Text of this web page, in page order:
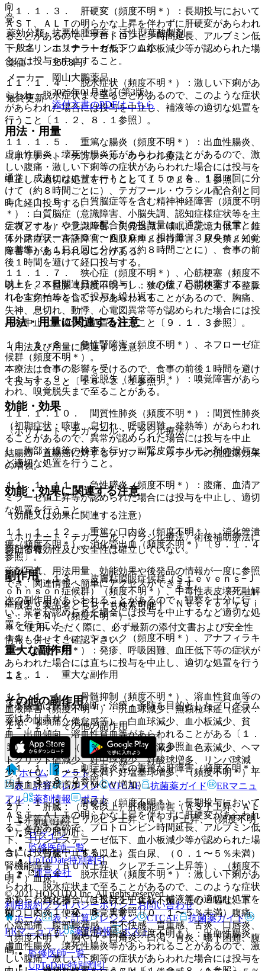
１１．１．３． 肝硬変（頻度不明＊）：長期投与において
ＡＳＴ、ＡＬＴの明らかな上昇を伴わずに肝硬変があらわれ
ることがあるので、プロトロンビン時間延長、アルブミン低
下、コリンエステラーゼ低下、血小板減少等が認められた場
合には投与を中止すること。
１１．１．４． 脱水症状（頻度不明＊）：激しい下痢があ
らわれ、脱水症状まで至ることがあるので、このような症状
があらわれた場合には投与を中止し、補液等の適切な処置を
行うこと〔１．２、８．１参照〕。
１１．１．５． 重篤な腸炎（頻度不明＊）：出血性腸炎、
虚血性腸炎、壊死性腸炎等があらわれることがあるので、激
しい腹痛・激しい下痢等の症状があらわれた場合には投与を
中止し、適切な処置を行うこと〔１．２、８．１参照〕。
１１．１．６． 白質脳症等を含む精神神経障害（頻度不明
＊）：白質脳症（意識障害、小脳失調、認知症様症状等を主
症状とする）や意識障害、失見当識、傾眠、記憶力低下、錐
体外路症状、言語障害、四肢麻痺、歩行障害、尿失禁、知覚
障害等があらわれることがある。
１１．１．７． 狭心症（頻度不明＊）、心筋梗塞（頻度不
明＊）、不整脈（頻度不明＊）：狭心症、心筋梗塞、不整脈
（心室頻拍等を含む）があらわれることがあるので、胸痛、
失神、息切れ、動悸、心電図異常等が認められた場合には投
与を中止し、適切な処置を行うこと〔９．１．３参照〕。
１１．１．８． 急性腎障害（頻度不明＊）、ネフローゼ症
候群（頻度不明＊）。
１１．１．９． 嗅覚脱失（頻度不明＊）：嗅覚障害があら
われ、嗅覚脱失まで至ることがある。
１１．１．１０． 間質性肺炎（頻度不明＊）：間質性肺炎
（初期症状：咳嗽、息切れ、呼吸困難、発熱等）があらわれ
ることがあるので、異常が認められた場合には投与を中止
し、胸部Ｘ線等の検査を行い、副腎皮質ホルモン剤の投与な
ど適切な処置を行うこと。
１１．１．１１． 急性膵炎（頻度不明＊）：腹痛、血清ア
ミラーゼ値上昇等が認められた場合には投与を中止し、適切
な処置を行うこと。
１１．１．１２． 重篤な口内炎（頻度不明＊）、消化管潰
瘍（頻度不明＊）、消化管出血（頻度不明＊）〔９．１．４
参照〕。
１１．１．１３． 皮膚粘膜眼症候群（Ｓｔｅｖｅｎｓ−Ｊ
ｏｈｎｓｏｎ症候群）（頻度不明＊）、中毒性表皮壊死融解
症（Ｔｏｘｉｃ Ｅｐｉｄｅｒｍａｌ Ｎｅｃｒｏｌｙｓｉ
ｓ：ＴＥＮ）（頻度不明＊）。
１１．１．１４． ショック（頻度不明＊）、アナフィラキ
シー（頻度不明＊）：発疹、呼吸困難、血圧低下等の症状が
あらわれた場合には直ちに投与を中止し、適切な処置を行う
こと。
その他の副作用
１１．２． その他の副作用
１）． 血液：（５％以上）赤血球減少、血色素減少、ヘマ
トクリット値減少、好中球減少、好酸球増多、リンパ球減
少、（０．１〜５％未満）好塩基球増多、（頻度不明＊）平
均赤血球容積増加（ＭＣＶ増加）。
２）． 肝臓：（５％以上）肝機能障害（ＡＳＴ上昇、ＡＬ
Ｔ上昇等）、総ビリルビン上昇、Ａｌ−Ｐ上昇、（頻度不明
＊）黄疸、脂肪肝。
３）． 腎臓：（５％以上）蛋白尿、（０．１〜５％未満）
腎機能障害（ＢＵＮ上昇、クレアチニン上昇等）、（頻度不
明＊）血尿。
４）． 消化器：（５％以上）食欲不振、悪心・嘔吐、下
痢、口内炎、便秘、味覚異常、（０．１〜５％未満）腹痛、
心窩部痛、腹部膨満感、胃不快感、胃重感、舌炎、口唇炎、
（頻度不明＊）胸やけ、口角炎、口渇、胃炎、嚥下困難、腹
鳴。
向
覚
薬効分類
抗悪性腫瘍薬 > 活性型葉酸製剤
一般名
ホリナートカルシウム錠
薬価
350.8円
メーカー
岡山大鵬薬品
最終更新
2025年01月改訂(第3版)
添付文書のPDFはこちら
用法・用量
〈ホリナート・テガフール・ウラシル療法〉
通常、成人にはホリナートとして７５ｍｇを、１日３回に分
けて（約８時間ごとに）、テガフール・ウラシル配合剤と同
時に経口投与する。
テガフール・ウラシル配合剤の投与量は、通常、１日量とし
て、テガフール３００〜６００ｍｇ相当量（３００ｍｇ／u
を基準）を１日３回に分けて（約８時間ごとに）、食事の前
後１時間を避けて経口投与する。
以上を２８日間連日経口投与し、その後７日間休薬する。こ
れを１クールとして投与を繰り返す。
用法・用量に関連する注意
（用法及び用量に関連する注意）
本療法は食事の影響を受けるので、食事の前後１時間を避け
て投与すること〔１６．２．１参照〕。
効能・効果
〈ホリナート・テガフール・ウラシル療法〉
結腸癌・直腸癌に対するテガフール・ウラシルの抗腫瘍効果
の増強。
効能・効果に関連する注意
（効能又は効果に関連する注意）
〈ホリナート・テガフール・ウラシル療法〉術後補助療法に
おける有効性及び安全性は確立していない。
副作用
次の副作用があらわれることがあるので、観察を十分に行
い、異常が認められた場合には投与を中止するなど適切な処
置を行うこと。
重大な副作用
１１．１． 重大な副作用
１１．１．１． 骨髄抑制（頻度不明＊）、溶血性貧血等の
血液障害（頻度不明＊）：汎血球減少、無顆粒球症（症状：
発熱、咽頭痛、倦怠感等）、白血球減少、血小板減少、貧
血、出血傾向、溶血性貧血等があらわれることがある〔１．
３、８．２、９．１．１、９．１．２参照〕。
１１．１．２． 劇症肝炎等の重篤な肝障害（頻度不明＊）
〔１．３、８．２参照〕。
１１．１．３． 肝硬変（頻度不明＊）：長期投与において
ＡＳＴ、ＡＬＴの明らかな上昇を伴わずに肝硬変があらわれ
ることがあるので、プロトロンビン時間延長、アルブミン低
下、コリンエステラーゼ低下、血小板減少等が認められた場
合には投与を中止すること。
１１．１．４． 脱水症状（頻度不明＊）：激しい下痢があ
らわれ、脱水症状まで至ることがあるので、このような症状
があらわれた場合には投与を中止し、補液等の適切な処置を
行うこと〔１．２、８．１参照〕。
１１．１．５． 重篤な腸炎（頻度不明＊）：出血性腸炎、
虚血性腸炎、壊死性腸炎等があらわれることがあるので、激
しい腹痛・激しい下痢等の症状があらわれた場合には投与を
薬剤情報
薬剤写真、用法用量、効能効果や後発品の情報が一度に参照
でき、関連情報へ簡単にアクセスができます。
一般名、製品名どちらでも検索可能！
※ ご使用いただく際に、必ず最新の添付文書および安全性
情報も併せてご確認下さい。
※本製品は疾病の診断・治療・予防を目的としたプログラム
ではありません。
ホーム
ノート
表・計算
レジメン CTCAE 抗菌薬ガイド
ERマニュ
アル
薬剤情報 ポスト
新規登録
ログイン
監修医師一覧
UpToDate特別割引
運営会社
© 2021 HOKUTO Inc. All rights reserved.
利用規約プライバシーポリシーお問い合わせ
ホーム
表・計算 レジメン CTCAE
抗菌薬ガイド
ERマニュアル
薬剤情報 ポスト
監修医師一覧
UpToDate特別割引